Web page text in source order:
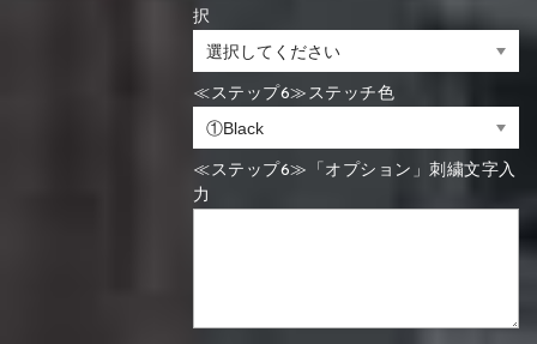
択
≪ステップ6≫ステッチ色
≪ステップ6≫「オプション」刺繍文字入
力